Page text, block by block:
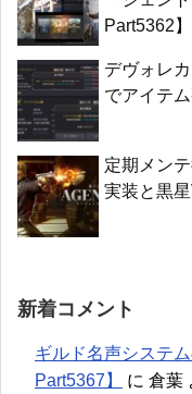
Part5362】
デヴォレ
でアイテ
定期メン
実装と黒
新着コメント
ギルド名声システ
Part5367】
に 倉葉